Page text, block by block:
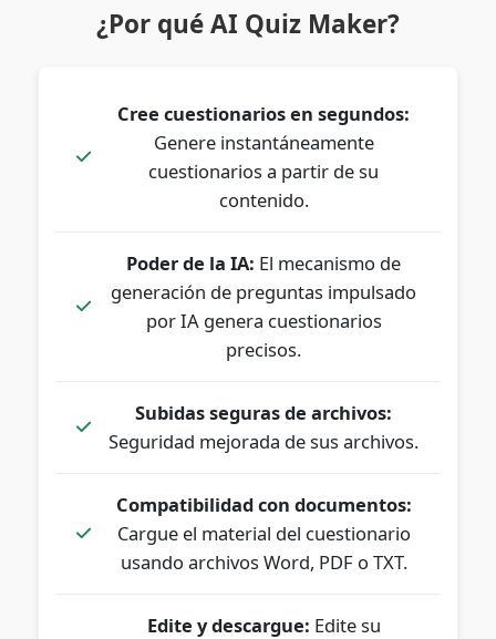
¿Por qué AI Quiz Maker?
Cree cuestionarios en segundos:
Genere instantáneamente
cuestionarios a partir de su
contenido.
Poder de la IA: El mecanismo de
generación de preguntas impulsado
por IA genera cuestionarios
precisos.
Subidas seguras de archivos:
Seguridad mejorada de sus archivos.
Compatibilidad con documentos:
Cargue el material del cuestionario
usando archivos Word, PDF o TXT.
Edite y descargue: Edite su